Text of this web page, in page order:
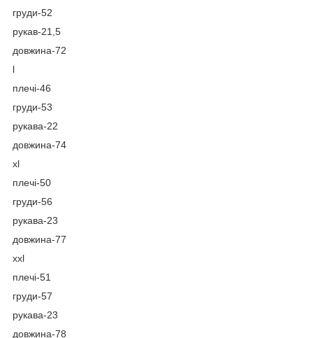
груди-52
рукав-21,5
довжина-72
l
плечі-46
груди-53
рукава-22
довжина-74
xl
плечі-50
груди-56
рукава-23
довжина-77
xxl
плечі-51
груди-57
рукава-23
довжина-78